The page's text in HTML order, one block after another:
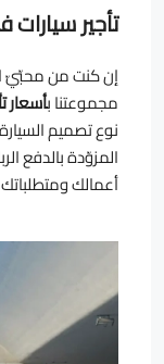
تأجير سيارات
إن كنت من محبّيّ
مجموعتنا بأسعار
نوع تصميم
المزوّدة بالدفع
أعمالك